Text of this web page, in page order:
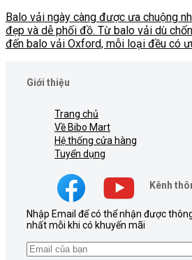
Balo vải ngày càng được ưa chuộng
đẹp và dễ phối đồ. Từ balo vải dù
đến balo vải Oxford, mỗi loại đều có
Giới thiệu
Trang chủ
Về Bibo Mart
Hệ thống cửa hàng
Tuyển dụng
Kênh
Nhập Email để có thể nhận được
nhất mỗi khi có khuyến mãi